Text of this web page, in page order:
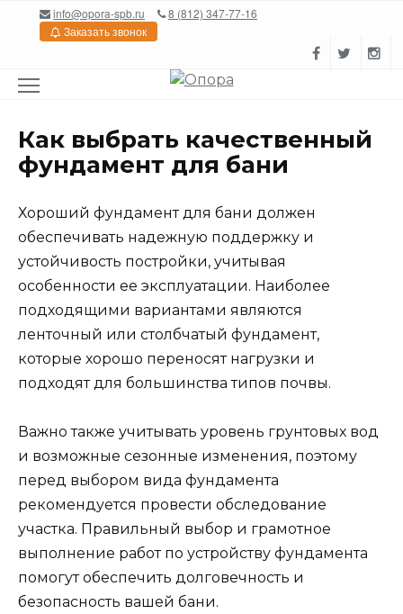
Перейтиinfo@opora-spb.ru
8 (812) 347-77-16
Заказать звонок
Как выбрать качественный
фундамент для бани
Хороший фундамент для бани должен
обеспечивать надежную поддержку и
устойчивость постройки, учитывая
особенности ее эксплуатации. Наиболее
подходящими вариантами являются
ленточный или столбчатый фундамент,
которые хорошо переносят нагрузки и
подходят для большинства типов почвы.
Важно также учитывать уровень грунтовых вод
и возможные сезонные изменения, поэтому
перед выбором вида фундамента
рекомендуется провести обследование
участка. Правильный выбор и грамотное
выполнение работ по устройству фундамента
помогут обеспечить долговечность и
безопасность вашей бани.